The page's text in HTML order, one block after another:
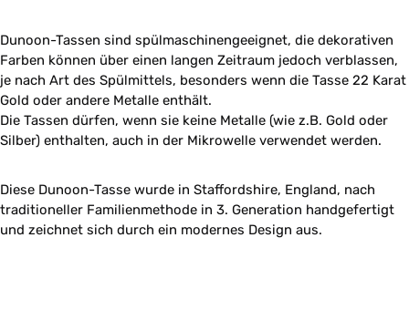
Dunoon-Tassen sind spülmaschinengeeignet, die dekorativen
Farben können über einen langen Zeitraum jedoch verblassen,
je nach Art des Spülmittels, besonders wenn die Tasse 22 Karat
Gold oder andere Metalle enthält.
Die Tassen dürfen, wenn sie keine Metalle (wie z.B. Gold oder
Silber) enthalten, auch in der Mikrowelle verwendet werden.
Diese Dunoon-Tasse wurde in Staffordshire, England, nach
traditioneller Familienmethode in 3. Generation handgefertigt
und zeichnet sich durch ein modernes Design aus.